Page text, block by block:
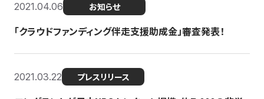
2021.04.06 お知らせ
「クラウドファンディング伴走支援助成金」審査発表！
2021.03.22 プレスリリース